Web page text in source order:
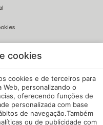
cookies
cookies e de terceiros para
personalizando o
oferecendo funções de
personalizada com base
de navegação.Também
ou de publicidade com